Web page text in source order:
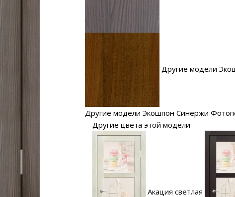
Другие модели
Другие модели Экошпон Синержи
Другие цвета этой модели
Акация светлая